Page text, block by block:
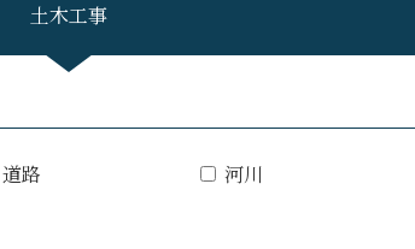
土木工事
道路 河川